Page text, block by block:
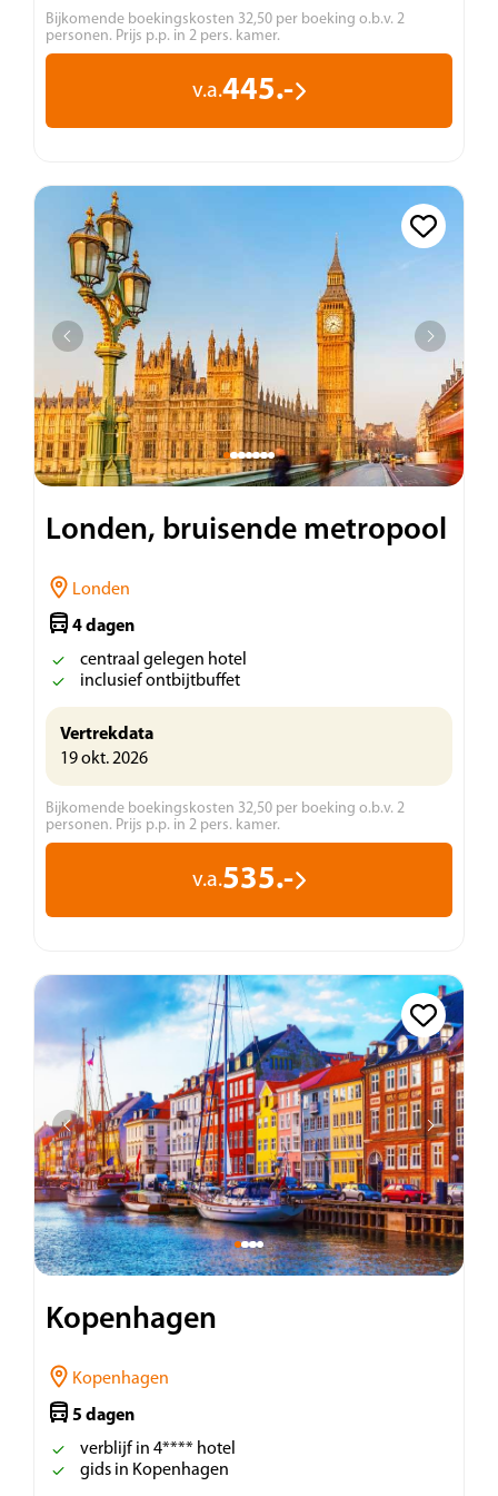
Bijkomende boekingskosten 32,50 per boeking o.b.v. 2
personen. Prijs p.p. in 2 pers. kamer.
v.a.445.-
Londen, bruisende metropool
Londen
4 dagen
centraal gelegen hotel
inclusief ontbijtbuffet
Vertrekdata
19 okt. 2026
Bijkomende boekingskosten 32,50 per boeking o.b.v. 2
personen. Prijs p.p. in 2 pers. kamer.
v.a.535.-
Kopenhagen
Kopenhagen
5 dagen
verblijf in 4**** hotel
gids in Kopenhagen